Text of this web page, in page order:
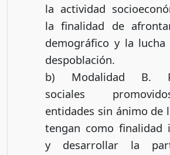
la actividad
la finalidad de
demográfico y la
despoblación.
b) Modalidad B.
sociales
entidades sin ánimo de
tengan como finalidad
y desarrollar la